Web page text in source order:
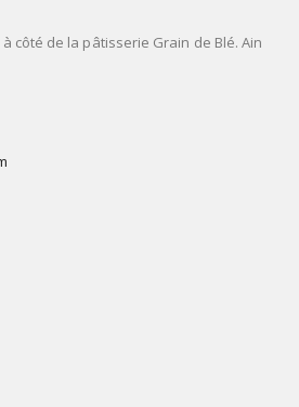
côté de la pâtisserie Grain de Blé. Ain